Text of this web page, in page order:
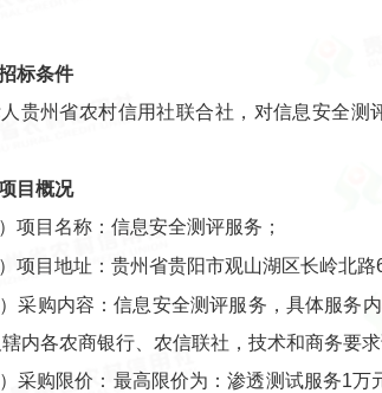
标条件
贵州省农村信用社联合社，对信息安全
目概况
）项目名称：信息安全测评服务；
）项目地址：贵州省贵阳市观山湖区长岭北路
）采购内容：信息安全测评服务，具体服务
内各农商银行、农信联社，技术和商务要
）采购限价：最高限价为：渗透测试服务1